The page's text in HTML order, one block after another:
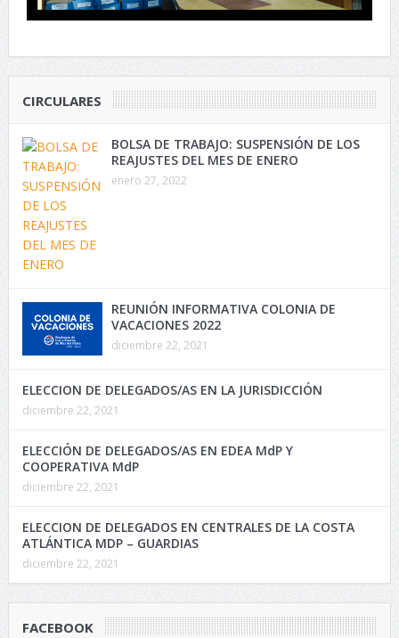
CIRCULARES
BOLSA DE TRABAJO: SUSPENSIÓN DE LOS
REAJUSTES DEL MES DE ENERO
enero 27, 2022
REUNIÓN INFORMATIVA COLONIA DE
VACACIONES 2022
diciembre 22, 2021
ELECCION DE DELEGADOS/AS EN LA JURISDICCIÓN
diciembre 22, 2021
ELECCIÓN DE DELEGADOS/AS EN EDEA MdP Y
COOPERATIVA MdP
diciembre 22, 2021
ELECCION DE DELEGADOS EN CENTRALES DE LA COSTA
ATLÁNTICA MDP – GUARDIAS
diciembre 22, 2021
FACEBOOK